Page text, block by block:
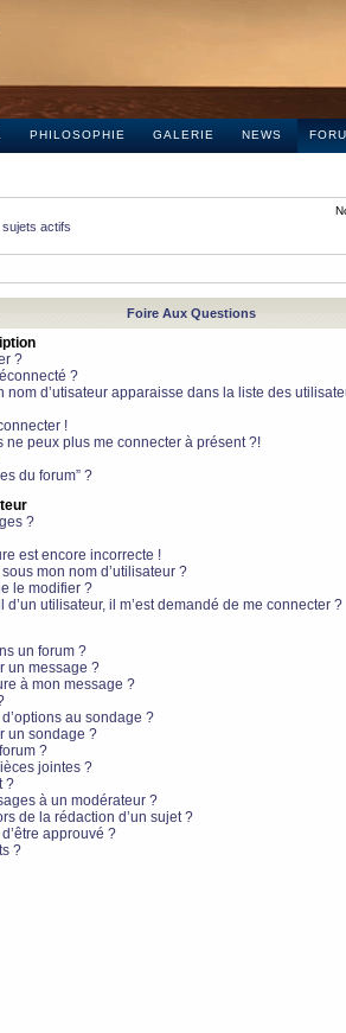
PHILOSOPHIE GALERIE NEWS
sujets actifs
Foire Aux Questions
?
?
d’utisateur apparaisse dans la liste des
!
peux plus me connecter à présent ?!
du forum” ?
?
est encore incorrecte !
mon nom d’utilisateur ?
le modifier ?
utilisateur, il m’est demandé de me connecter ?
un forum ?
un message ?
à mon message ?
au sondage ?
un sondage ?
?
jointes ?
?
à un modérateur ?
de la rédaction d’un sujet ?
approuvé ?
?